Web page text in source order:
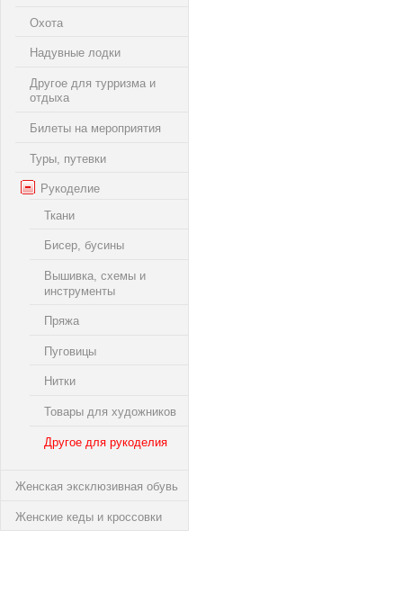
Охота
Надувные лодки
Другое для турризма и
отдыха
Билеты на мероприятия
Туры, путевки
Рукоделие
Ткани
Бисер, бусины
Вышивка, схемы и
инструменты
Пряжа
Пуговицы
Нитки
Товары для художников
Другое для рукоделия
Женская эксклюзивная обувь
Женские кеды и кроссовки